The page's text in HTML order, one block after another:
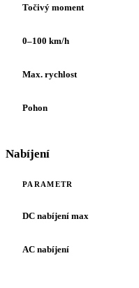
Točivý moment
0–100 km/h
Max. rychlost
Pohon
Nabíjení
PARAMETR
DC nabíjení max
AC nabíjení